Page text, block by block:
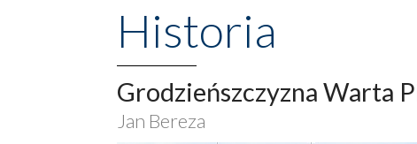
Historia
Grodzieńszczyzna Warta
Jan Bereza